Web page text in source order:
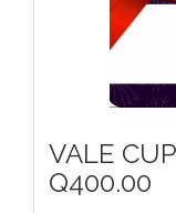
VALE
Q400.00